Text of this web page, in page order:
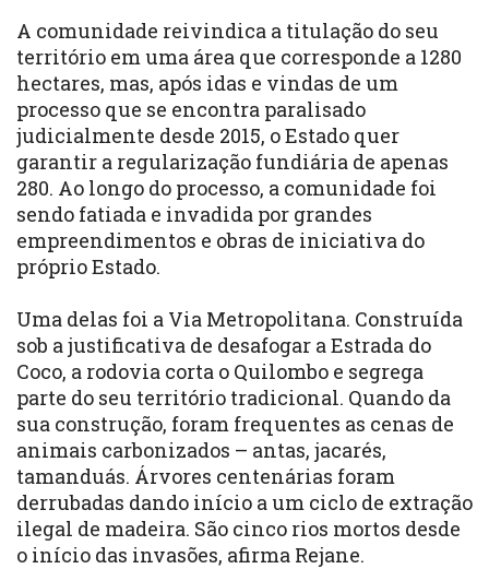
A comunidade reivindica a titulação do seu
território em uma área que corresponde a 1280
hectares, mas, após idas e vindas de um
processo que se encontra paralisado
judicialmente desde 2015, o Estado quer
garantir a regularização fundiária de apenas
280. Ao longo do processo, a comunidade foi
sendo fatiada e invadida por grandes
empreendimentos e obras de iniciativa do
próprio Estado.
Uma delas foi a Via Metropolitana. Construída
sob a justificativa de desafogar a Estrada do
Coco, a rodovia corta o Quilombo e segrega
parte do seu território tradicional. Quando da
sua construção, foram frequentes as cenas de
animais carbonizados – antas, jacarés,
tamanduás. Árvores centenárias foram
derrubadas dando início a um ciclo de extração
ilegal de madeira. São cinco rios mortos desde
o início das invasões, afirma Rejane.